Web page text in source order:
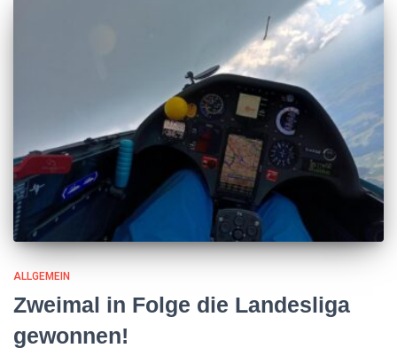
ALLGEMEIN
Zweimal in Folge die Landesliga
gewonnen!